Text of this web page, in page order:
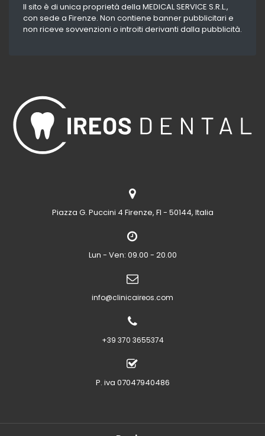
Il sito è di unica proprietà della MEDICAL SERVICE S.R.L.,
con sede a Firenze. Non contiene banner pubblicitari e
non riceve sovvenzioni o introiti derivanti dalla pubblicità.
Piazza G. Puccini 4 Firenze, FI - 50144, Italia
Lun - Ven: 09.00 - 20.00
info@clinicaireos.com
+39 370 3655374
P. iva 07047940486